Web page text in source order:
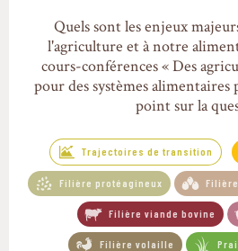
Quels sont les enjeux
l'agriculture et à notre
cours-conférences « Des
pour des systèmes alimentaires
point sur la
Trajectoires de transition
Filière protéagineux
Filière viande bovine
Filière volaille